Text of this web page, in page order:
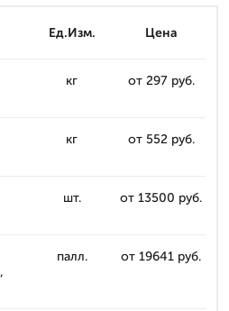
Ед.Изм. Цена
кг от 297 руб.
кг от 552 руб.
шт. от 13500 руб.
палл. от 19641 руб.